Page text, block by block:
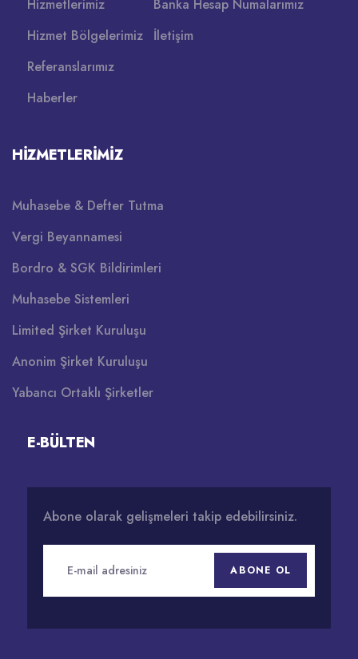
Hizmetlerimiz
Hizmet Bölgelerimiz
Referanslarımız
Haberler
Banka Hesap Numalarımız
İletişim
HIZMETLERIMIZ
Muhasebe & Defter Tutma
Vergi Beyannamesi
Bordro & SGK Bildirimleri
Muhasebe Sistemleri
Limited Şirket Kuruluşu
Anonim Şirket Kuruluşu
Yabancı Ortaklı Şirketler
E-BÜLTEN
Abone olarak gelişmeleri takip edebilirsiniz.
ABONE OL